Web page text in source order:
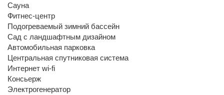
Сауна
Фитнес-центр
Подогреваемый зимний бассейн
Сад с ландшафтным дизайном
Автомобильная парковка
Центральная спутниковая система
Интернет wi-fi
Консьерж
Электрогенератор